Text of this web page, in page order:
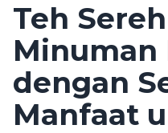
Teh
Minuman
dengan
Manfaat